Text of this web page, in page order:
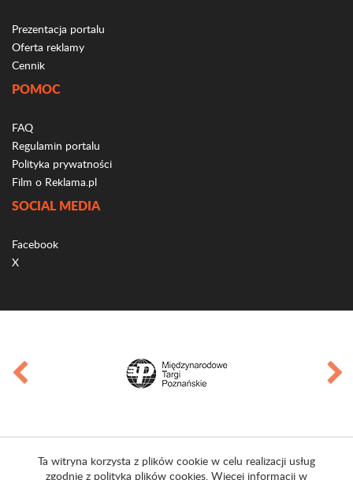
Prezentacja portalu
Oferta reklamy
Cennik
POMOC
FAQ
Regulamin portalu
Polityka prywatności
Film o Reklama.pl
SOCIAL MEDIA
Facebook
X
Ta witryna korzysta z plików cookie w celu realizacji usług
zgodnie z polityką plików cookies. Więcej informacji w